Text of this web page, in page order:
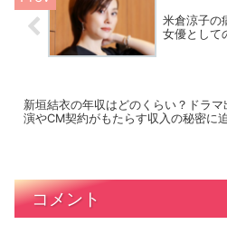
米倉涼子の
女優として
新垣結衣の年収はどのくらい？ドラマ
演やCM契約がもたらす収入の秘密に
コメント